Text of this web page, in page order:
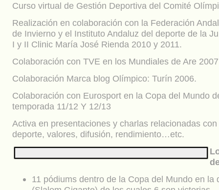
Curso virtual de Gestión Deportiva del Comité
Realización en colaboración con la Federación
de Invierno y el Instituto Andaluz del deporte de la
I y II Clinic María José Rienda 2010 y 2011.
Colaboración con TVE en los Mundiales de Are
Colaboración Marca blog Olímpico: Turín 2006.
Colaboración con Eurosport en la Copa del Mundo
temporada 11/12 Y 12/13
Activa en presentaciones y charlas relacionadas
deporte, valores, difusión, rendimiento…etc.
11 pódiums dentro de la Copa del Mundo en la